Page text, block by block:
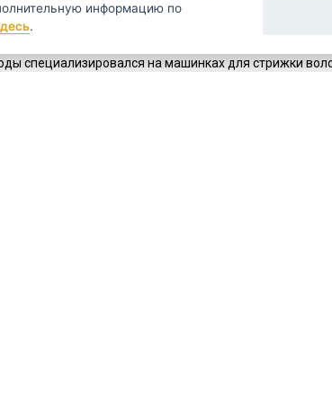
ухода за волосами, бородой и волосами, он
специализировался на машинках для стрижки
.